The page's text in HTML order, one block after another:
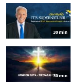
30 min
30 min